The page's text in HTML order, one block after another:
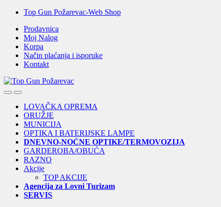
Skip
navigation
Skip
content
Top Gun Požarevac-Web Shop
Prodavnica
Moj Nalog
Korpa
Način plaćanja i isporuke
Kontakt
OpenClose
LOVAČKA OPREMA
ORUŽJE
MUNICIJA
OPTIKA I BATERIJSKE LAMPE
DNEVNO-NOĆNE OPTIKE/TERMOVOZIJA
GARDEROBA/OBUĆA
RAZNO
Akcije
TOP AKCIJE
Agencija za Lovni Turizam
SERVIS